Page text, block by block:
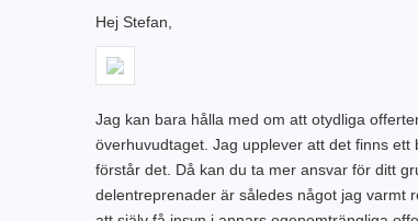
Hej Stefan,
Jag kan bara hålla med om att otydliga
överhuvudtaget. Jag upplever att det finns
förstår det. Då kan du ta mer ansvar för ditt
delentreprenader är således något jag varmt